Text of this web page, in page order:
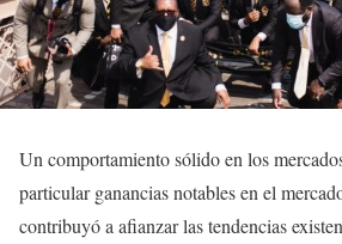
Un comportamiento sólido en los
particular ganancias notables en el
contribuyó a afianzar las tendencias